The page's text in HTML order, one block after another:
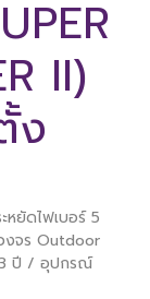
II)
ง
ยัดไฟเบอร์ 5
งจร Outdoor
ปี / อุปกรณ์